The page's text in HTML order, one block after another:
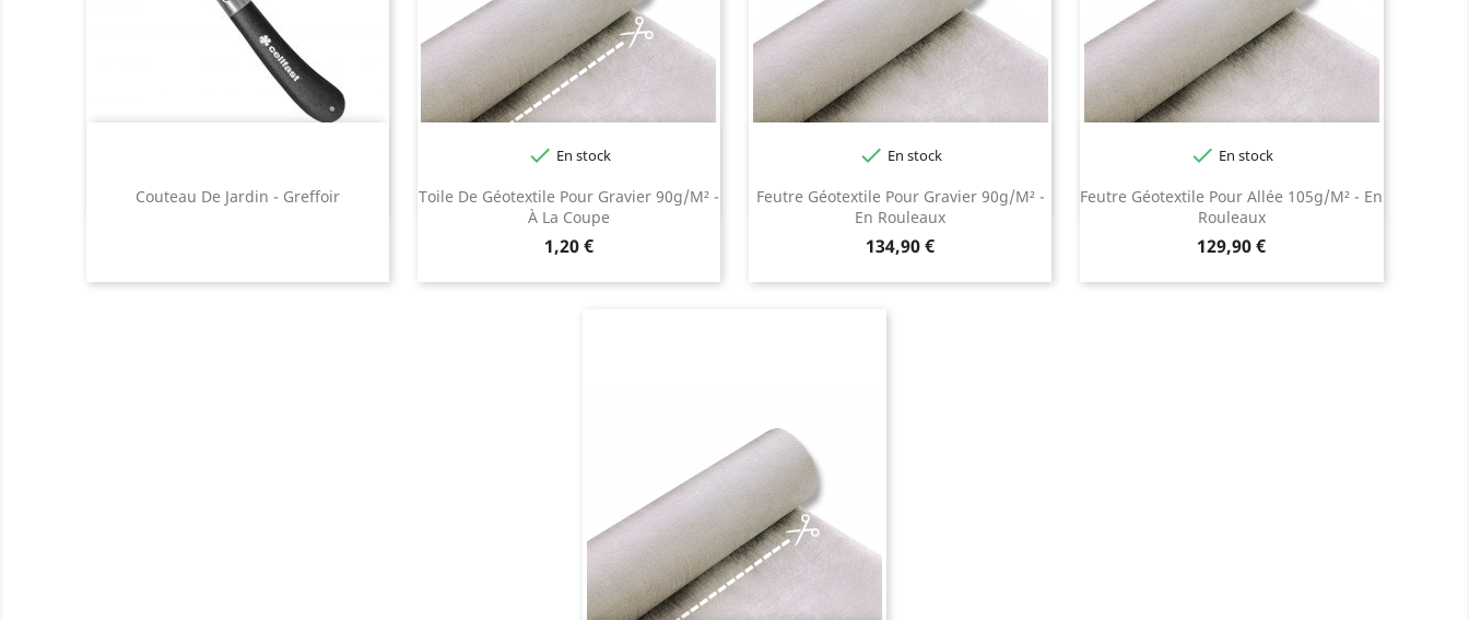
Couteau De Jardin - Greffoir
Toile De Géotextile Pour Gravier 90g/m² -
À La Coupe
Prix
1,20 €
 En stock
Feutre Géotextile Pour Gravier 90g/m² -
En Rouleaux
Prix
134,90 €
 En stock
Feutre Géotextile Pour Allée 105g/m² - En
Rouleaux
Prix
129,90 €
 En stock